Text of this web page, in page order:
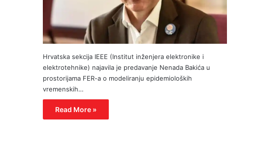
Hrvatska sekcija IEEE (Institut inženjera elektronike i
elektrotehnike) najavila je predavanje Nenada Bakića u
prostorijama FER-a o modeliranju epidemioloških
vremenskih…
Read More »